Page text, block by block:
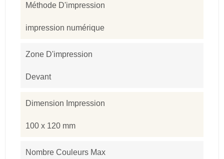
Méthode D'impression
impression numérique
Zone D'impression
Devant
Dimension Impression
100 x 120 mm
Nombre Couleurs Max